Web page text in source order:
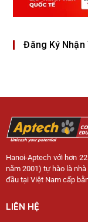
Đăng Ký Nhận
Hanoi-Aptech với hơn
năm 2001) tự hào là
đầu tại Việt Nam cấp
LIÊN HỆ